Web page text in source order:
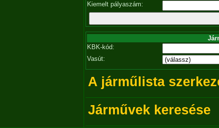
Kiemelt pályaszám:
KBK-kód:
Vasút:
A járműlista
Járművek keresése